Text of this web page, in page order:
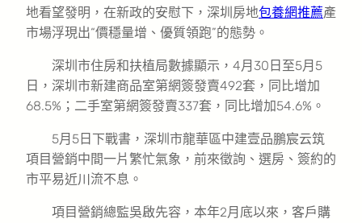
地看望發明，在新政的安慰下，深圳房地包養網推薦產
市場浮現出“價穩量增、優質領跑”的態勢。
深圳市住房和扶植局數據顯示，4月30日至5月5
日，深圳市新建商品室第網簽發賣492套，同比增加
68.5%；二手室第網簽發賣337套，同比增加54.6%。
5月5日下戰書，深圳市龍華區中建壹品鵬宸云筑
項目營銷中間一片繁忙氣象，前來徵詢、選房、簽約的
市平易近川流不息。
項目營銷總監吳啟先容，本年2月底以來，客戶購